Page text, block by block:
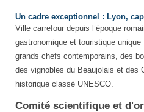
Un cadre exceptionnel : Lyon,
Ville carrefour depuis l’époque
gastronomique et touristique
grands chefs contemporains, des
des vignobles du Beaujolais et des
historique classé UNESCO.
Comité scientifique et